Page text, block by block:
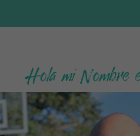
Hola mi Nombre